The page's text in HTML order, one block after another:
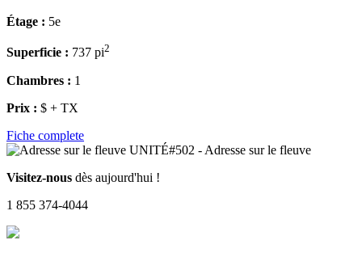
Étage : 5e
Superficie : 737 pi2
Chambres : 1
Prix : $ + TX
Fiche complete
Visitez-nous dès aujourd'hui !
1 855 374-4044